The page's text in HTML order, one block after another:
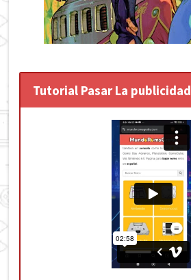
Tutorial Pasar La publicidad